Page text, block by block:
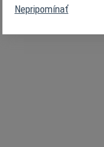
Nepripomínať